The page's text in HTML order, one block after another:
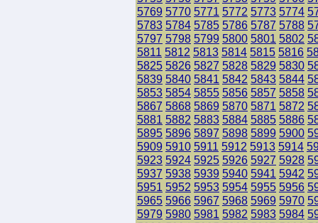
5769 5770 5771 5772 5773 5774
5783 5784 5785 5786 5787 5788
5797 5798 5799 5800 5801 5802
5811 5812 5813 5814 5815 5816
5825 5826 5827 5828 5829 5830
5839 5840 5841 5842 5843 5844
5853 5854 5855 5856 5857 5858
5867 5868 5869 5870 5871 5872
5881 5882 5883 5884 5885 5886
5895 5896 5897 5898 5899 5900
5909 5910 5911 5912 5913 5914
5923 5924 5925 5926 5927 5928
5937 5938 5939 5940 5941 5942
5951 5952 5953 5954 5955 5956
5965 5966 5967 5968 5969 5970
5979 5980 5981 5982 5983 5984